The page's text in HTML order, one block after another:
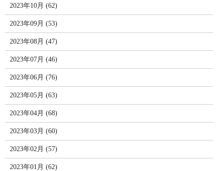
2023年10月 (62)
2023年09月 (53)
2023年08月 (47)
2023年07月 (46)
2023年06月 (76)
2023年05月 (63)
2023年04月 (68)
2023年03月 (60)
2023年02月 (57)
2023年01月 (62)